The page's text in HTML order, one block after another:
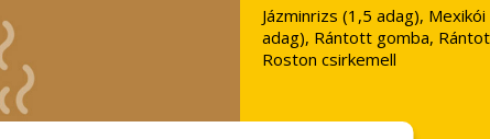
Jázminrizs (1,5 adag),
adag), Rántott gomba,
Roston csirkemell